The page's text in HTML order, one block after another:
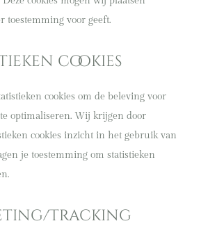
toestemming voor geeft.
cookies
cookies om de beleving voor
optimaliseren. Wij krijgen door
cookies inzicht in het gebruik van
je toestemming om statistieken
Tracking